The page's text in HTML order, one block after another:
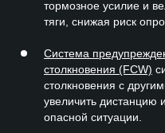
тормозное усилие и
тяги, снижая риск
Система
столкновения (FCW)
столкновения с
увеличить дистанцию
опасной ситуации.